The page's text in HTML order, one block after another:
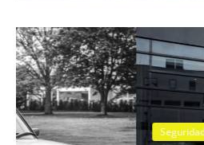
Seguridad Vídeo